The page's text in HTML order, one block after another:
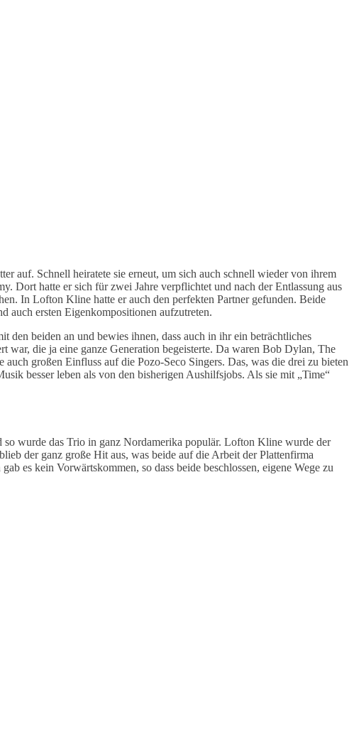
auf. Schnell heiratete sie erneut, um sich auch schnell wieder von ihrem
Dort hatte er sich für zwei Jahre verpflichtet und nach der Entlassung aus
In Lofton Kline hatte er auch den perfekten Partner gefunden. Beide
auch ersten Eigenkompositionen aufzutreten.
den beiden an und bewies ihnen, dass auch in ihr ein beträchtliches
war, die ja eine ganze Generation begeisterte. Da waren Bob Dylan, The
großen Einfluss auf die Pozo-Seco Singers. Das, was die drei zu bieten
besser leben als von den bisherigen Aushilfsjobs. Als sie mit „Time“
wurde das Trio in ganz Nordamerika populär. Lofton Kline wurde der
der ganz große Hit aus, was beide auf die Arbeit der Plattenfirma
es kein Vorwärtskommen, so dass beide beschlossen, eigene Wege zu